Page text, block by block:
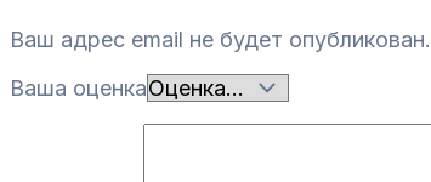
Ваш адрес email не будет опубликован.
Ваша оценка